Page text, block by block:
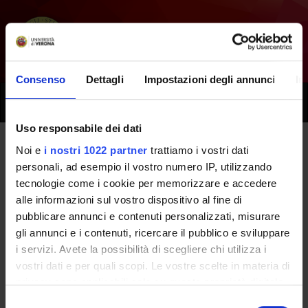
Consenso Dettagli Impostazioni degli annunci
Uso responsabile dei dati
Noi e i nostri 1022 partner trattiamo i vostri dati
personali, ad esempio il vostro numero IP, utilizzando
tecnologie come i cookie per memorizzare e accedere
alle informazioni sul vostro dispositivo al fine di
pubblicare annunci e contenuti personalizzati, misurare
gli annunci e i contenuti, ricercare il pubblico e sviluppare
i servizi. Avete la possibilità di scegliere chi utilizza i
vostri dati e per quali scopi. Le vostre scelte in materia di
privacy sono applicabili solo su questa proprietà digitale
Toggle
Tutti i prossimi seminari -
Metodologie diagnostiche di
anatomia patologica -
(2017/2018)
Home Didattica Seminari